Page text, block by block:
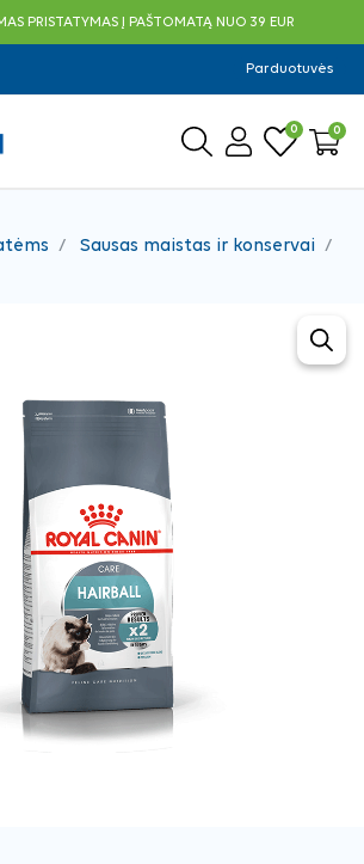
PRISTATYMAS Į PAŠTOMATĄ NUO 39 EUR
Parduotuvės
0 0
Sausas maistas ir konservai